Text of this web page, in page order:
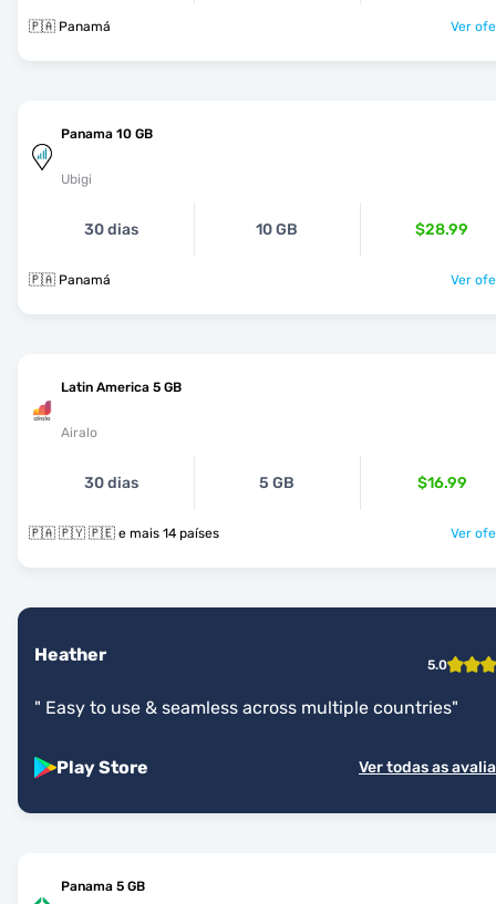
🇵🇦 Panamá Ver
Panama 10 GB
Ubigi
30 dias 10 GB $28.99
🇵🇦 Panamá Ver
Latin America 5 GB
Airalo
30 dias 5 GB $16.99
🇵🇦 🇵🇾 🇵🇪 e mais 14 países Ver
Heather 5.0
" Easy to use & seamless across multiple countries"
Play Store Ver todas as
Panama 5 GB